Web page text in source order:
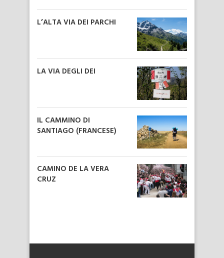
L’ALTA VIA DEI PARCHI
LA VIA DEGLI DEI
IL CAMMINO DI
SANTIAGO (FRANCESE)
CAMINO DE LA VERA
CRUZ